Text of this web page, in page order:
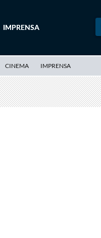
IMPRENSA
CINEMA IMPRENSA